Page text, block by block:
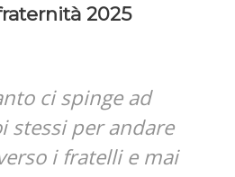
2025
ci spinge ad
stessi per andare
i fratelli e mai